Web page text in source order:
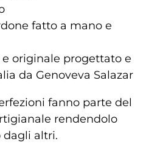
fatto a mano e
originale progettato e
da Genoveva Salazar
fanno parte del
rendendolo
dagli altri.